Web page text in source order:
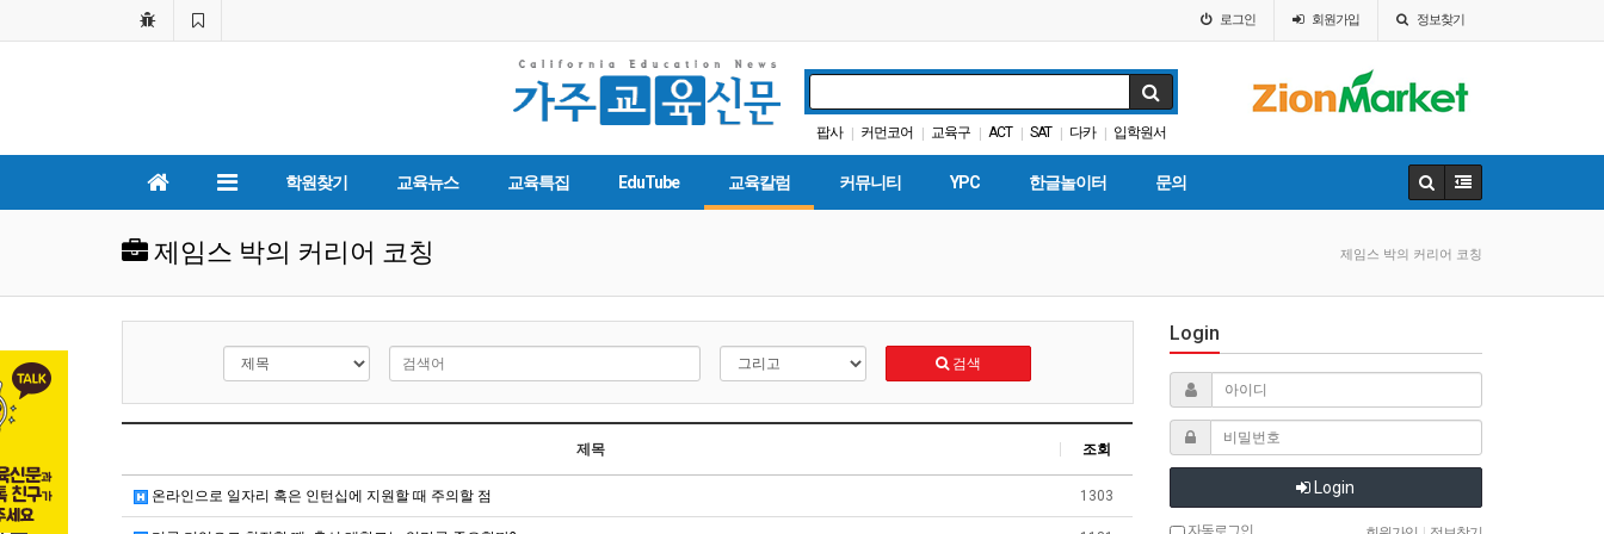
로그인 회원가입 정보찾기
팝사 | 커먼코어 | 교육구 | ACT | SAT | 다카 | 입학원서
| 바이든 | 교육정책 | ACT
학원찾기 교육뉴스 교육특집 EduTube 교육칼럼 커뮤니티 YPC 한글놀이터 문의
제임스 박의 커리어 코칭 제임스 박의 커리어 코칭
검색
제목 조회
온라인으로 일자리 혹은 인턴십에 지원할 때 주의할 점 1303
Login
Login
자동로그인